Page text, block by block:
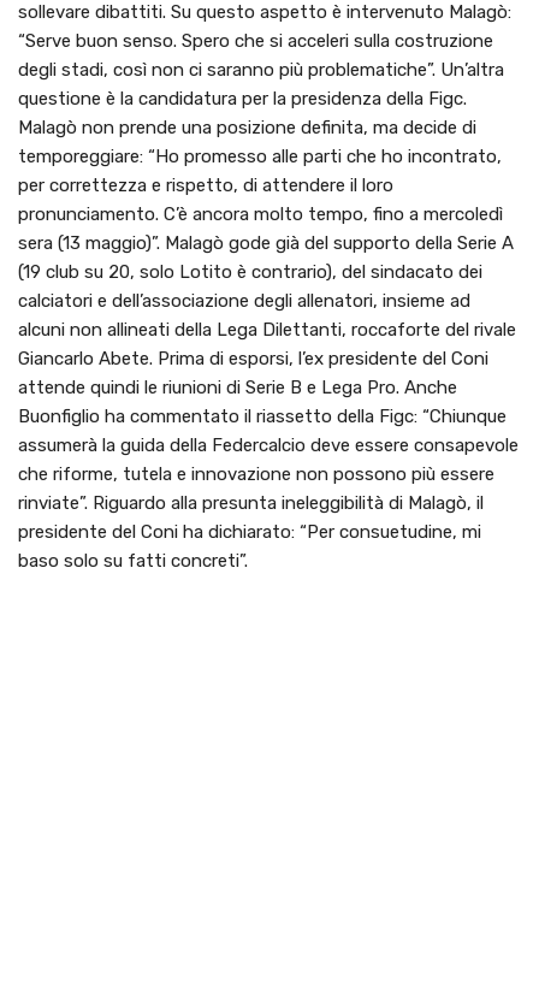
sollevare dibattiti. Su questo aspetto è intervenuto Malagò:
“Serve buon senso. Spero che si acceleri sulla costruzione
degli stadi, così non ci saranno più problematiche”. Un’altra
questione è la candidatura per la presidenza della Figc.
Malagò non prende una posizione definita, ma decide di
temporeggiare: “Ho promesso alle parti che ho incontrato,
per correttezza e rispetto, di attendere il loro
pronunciamento. C’è ancora molto tempo, fino a mercoledì
sera (13 maggio)”. Malagò gode già del supporto della Serie A
(19 club su 20, solo Lotito è contrario), del sindacato dei
calciatori e dell’associazione degli allenatori, insieme ad
alcuni non allineati della Lega Dilettanti, roccaforte del rivale
Giancarlo Abete. Prima di esporsi, l’ex presidente del Coni
attende quindi le riunioni di Serie B e Lega Pro. Anche
Buonfiglio ha commentato il riassetto della Figc: “Chiunque
assumerà la guida della Federcalcio deve essere consapevole
che riforme, tutela e innovazione non possono più essere
rinviate”. Riguardo alla presunta ineleggibilità di Malagò, il
presidente del Coni ha dichiarato: “Per consuetudine, mi
baso solo su fatti concreti”.